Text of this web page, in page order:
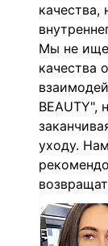
качества,
Мы не
качества
BEAUTY",
уходу.